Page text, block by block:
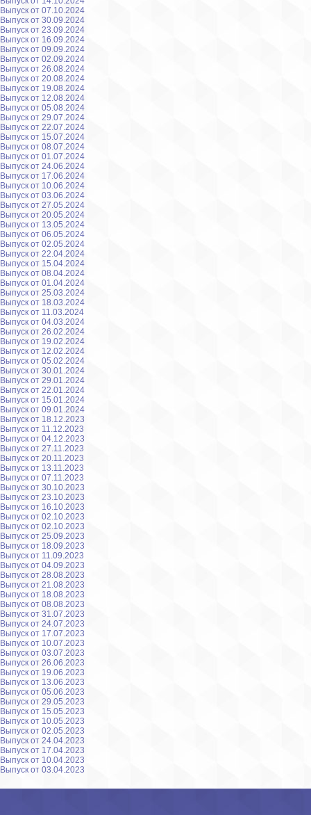
Выпуск от 07.10.2024
Выпуск от 30.09.2024
Выпуск от 23.09.2024
Выпуск от 16.09.2024
Выпуск от 09.09.2024
Выпуск от 02.09.2024
Выпуск от 26.08.2024
Выпуск от 20.08.2024
Выпуск от 19.08.2024
Выпуск от 12.08.2024
Выпуск от 05.08.2024
Выпуск от 29.07.2024
Выпуск от 22.07.2024
Выпуск от 15.07.2024
Выпуск от 08.07.2024
Выпуск от 01.07.2024
Выпуск от 24.06.2024
Выпуск от 17.06.2024
Выпуск от 10.06.2024
Выпуск от 03.06.2024
Выпуск от 27.05.2024
Выпуск от 20.05.2024
Выпуск от 13.05.2024
Выпуск от 06.05.2024
Выпуск от 02.05.2024
Выпуск от 22.04.2024
Выпуск от 15.04.2024
Выпуск от 08.04.2024
Выпуск от 01.04.2024
Выпуск от 25.03.2024
Выпуск от 18.03.2024
Выпуск от 11.03.2024
Выпуск от 04.03.2024
Выпуск от 26.02.2024
Выпуск от 19.02.2024
Выпуск от 12.02.2024
Выпуск от 05.02.2024
Выпуск от 30.01.2024
Выпуск от 29.01.2024
Выпуск от 22.01.2024
Выпуск от 15.01.2024
Выпуск от 09.01.2024
Выпуск от 18.12.2023
Выпуск от 11.12.2023
Выпуск от 04.12.2023
Выпуск от 27.11.2023
Выпуск от 20.11.2023
Выпуск от 13.11.2023
Выпуск от 07.11.2023
Выпуск от 30.10.2023
Выпуск от 23.10.2023
Выпуск от 16.10.2023
Выпуск от 02.10.2023
Выпуск от 02.10.2023
Выпуск от 25.09.2023
Выпуск от 18.09.2023
Выпуск от 11.09.2023
Выпуск от 04.09.2023
Выпуск от 28.08.2023
Выпуск от 21.08.2023
Выпуск от 18.08.2023
Выпуск от 08.08.2023
Выпуск от 31.07.2023
Выпуск от 24.07.2023
Выпуск от 17.07.2023
Выпуск от 10.07.2023
Выпуск от 03.07.2023
Выпуск от 26.06.2023
Выпуск от 19.06.2023
Выпуск от 13.06.2023
Выпуск от 05.06.2023
Выпуск от 29.05.2023
Выпуск от 15.05.2023
Выпуск от 10.05.2023
Выпуск от 02.05.2023
Выпуск от 24.04.2023
Выпуск от 17.04.2023
Выпуск от 10.04.2023
Выпуск от 03.04.2023